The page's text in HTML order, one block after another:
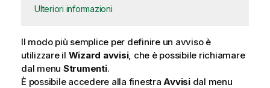
Ulteriori informazioni
Il modo più semplice per definire un avviso è
utilizzare il Wizard avvisi, che è possibile richiamare
dal menu Strumenti.
È possibile accedere alla finestraAvvisidal menu